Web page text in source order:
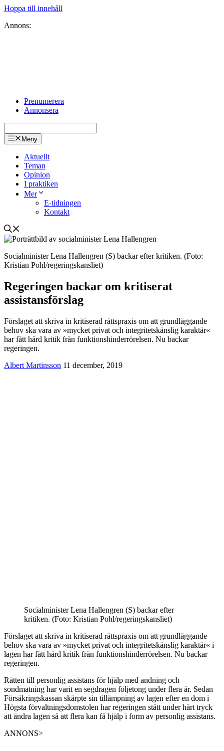
Hoppa till innehåll
Annons:
Prenumerera
Annonsera
Meny
Aktuellt
Teman
Opinion
I praktiken
Mer
E-tidningen
Kontakt
Socialminister Lena Hallengren (S) backar efter kritiken. (Foto:
Kristian Pohl/regeringskansliet)
Regeringen backar om kritiserat
assistansförslag
Förslaget att skriva in kritiserad rättspraxis om att grundläggande
behov ska vara av »mycket privat och integritetskänslig karaktär«
har fått hård kritik från funktionshinderrörelsen. Nu backar
regeringen.
Albert Martinsson 11 december, 2019
Socialminister Lena Hallengren (S) backar efter
kritiken. (Foto: Kristian Pohl/regeringskansliet)
Förslaget att skriva in kritiserad rättspraxis om att grundläggande
behov ska vara av »mycket privat och integritetskänslig karaktär« i
lagen har fått hård kritik från funktionshinderrörelsen. Nu backar
regeringen.
Rätten till personlig assistans för hjälp med andning och
sondmatning har varit en segdragen följetong under flera år. Sedan
Försäkringskassan skärpte sin tillämpning av lagen efter en dom i
Högsta förvaltningsdomstolen har regeringen stått under hårt tryck
att ändra lagen så att flera kan få hjälp i form av personlig assistans.
ANNONS>